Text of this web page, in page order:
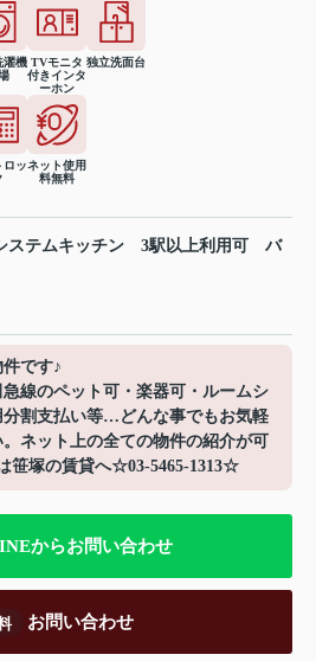
濯機 TVモニタ
付きインタ
ーホン
独立洗面台
ロッネット使用
料無料
ステムキッチン 3駅以上利用可
バ
です♪
線のペット可・楽器可・ルームシ
分割支払い等…どんな事でもお気軽
ネット上の全ての物件の紹介が可
笹塚の賃貸へ☆03-5465-1313☆
からお問い合わせ
お問い合わせ